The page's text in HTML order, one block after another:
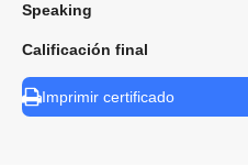
Speaking
Calificación final
Imprimir certificado